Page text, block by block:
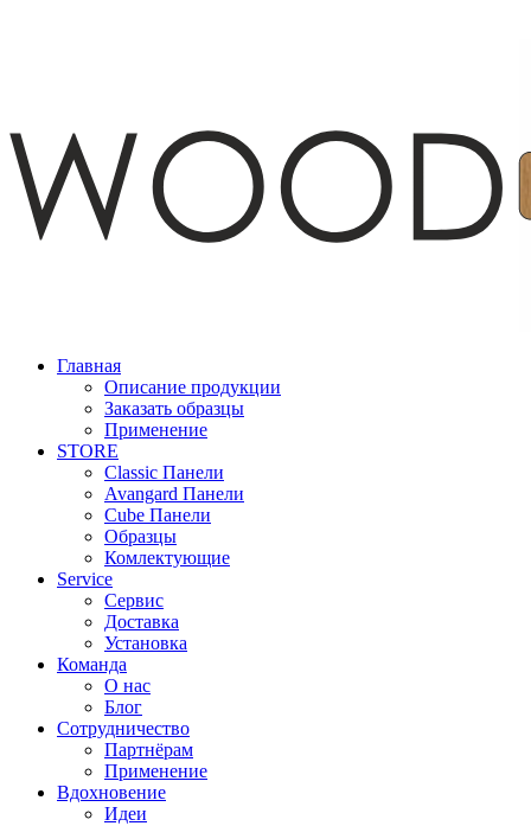
Главная
Описание продукции
Заказать образцы
Применение
STORE
Classic Панели
Avangard Панели
Cube Панели
Образцы
Комлектующие
Service
Сервис
Доставка
Установка
Команда
О нас
Блог
Сотрудничество
Партнёрам
Применение
Вдохновение
Идеи